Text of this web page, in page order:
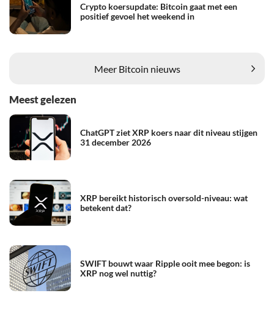
Crypto koersupdate: Bitcoin gaat met een
positief gevoel het weekend in
Meer Bitcoin nieuws
Meest gelezen
ChatGPT ziet XRP koers naar dit niveau stijgen
31 december 2026
XRP bereikt historisch oversold-niveau: wat
betekent dat?
SWIFT bouwt waar Ripple ooit mee begon: is
XRP nog wel nuttig?